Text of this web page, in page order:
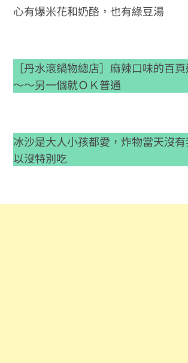
心有爆米花和奶酪，也有綠豆湯
［丹水滾鍋物總店］麻辣口味的百
～～另一個就ＯＫ普通
冰沙是大人小孩都愛，炸物當天沒
以沒特別吃